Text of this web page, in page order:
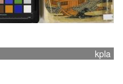
kpla